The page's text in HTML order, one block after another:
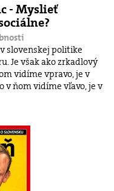
- Myslieť
slovenskej politike
Je však ako zrkadlový
vidíme vpravo, je v
v ňom vidíme vľavo, je v